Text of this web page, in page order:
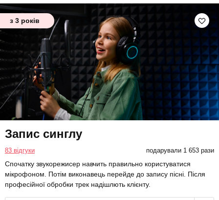
з 3 років
Запис синглу
83 відгуки подарували 1 653 рази
Спочатку звукорежисер навчить правильно користуватися
мікрофоном. Потім виконавець перейде до запису пісні. Після
професійної обробки трек надішлють клієнту.